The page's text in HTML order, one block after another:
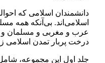
دانشمندان اسلامی که
اسلامی‌اند. بی‌آنکه همه
عرب و مغربی و مسلمان و
درخت پربار تمدن اسلامی
جلد اول این مجموعه،